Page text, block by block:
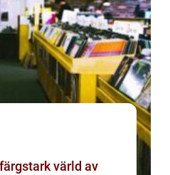
värld av